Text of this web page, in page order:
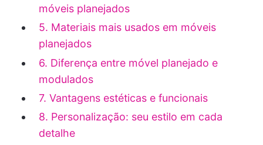
móveis planejados
5. Materiais mais usados em móveis
planejados
6. Diferença entre móvel planejado e
modulados
7. Vantagens estéticas e funcionais
8. Personalização: seu estilo em cada
detalhe